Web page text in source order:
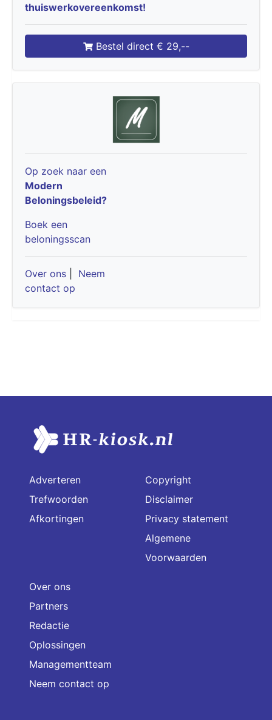
thuiswerkovereenkomst!
Bestel direct € 29,--
Op zoek naar een
Modern
Beloningsbeleid?
Boek een
beloningsscan
Over ons
Neem
contact op
Adverteren
Trefwoorden
Afkortingen
Copyright
Disclaimer
Privacy statement
Algemene
Voorwaarden
Over ons
Partners
Redactie
Oplossingen
Managementteam
Neem contact op